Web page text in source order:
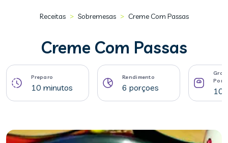
Receitas > Sobremesas > Creme Com Passas
Creme Com Passas
Preparo
10 minutos
Rendimento
6 porçoes